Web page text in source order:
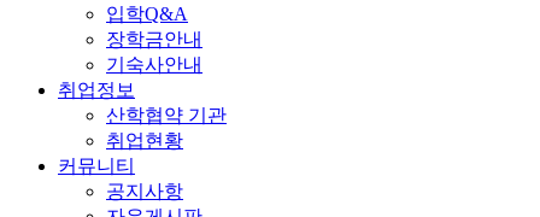
입학Q&A
장학금안내
기숙사안내
취업정보
산학협약 기관
취업현황
커뮤니티
공지사항